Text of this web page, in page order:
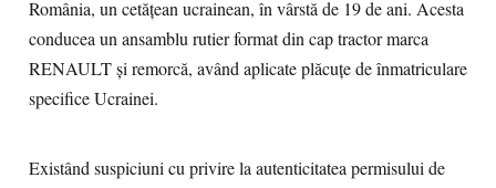
România, un cetăţean ucrainean, în vârstă de 19 de ani. Acesta
conducea un ansamblu rutier format din cap tractor marca
RENAULT și remorcă, având aplicate plăcuțe de înmatriculare
specifice Ucrainei.
Existând suspiciuni cu privire la autenticitatea permisului de